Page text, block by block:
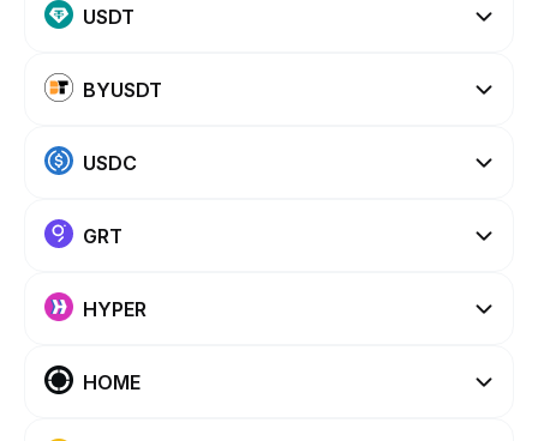
USDT
BYUSDT
USDC
GRT
HYPER
HOME